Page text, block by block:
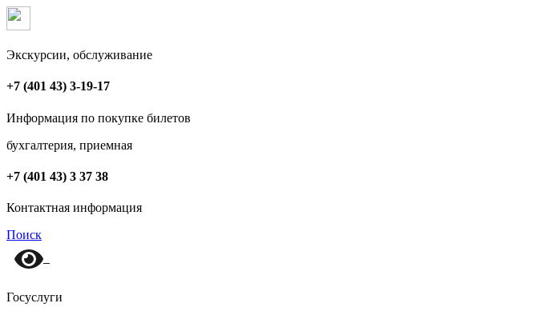
Экскурсии, обслуживание
+7 (401 43) 3-19-17
Информация по покупке билетов
бухгалтерия, приемная
+7 (401 43) 3 37 38
Контактная информация
Поиск
Госуслуги